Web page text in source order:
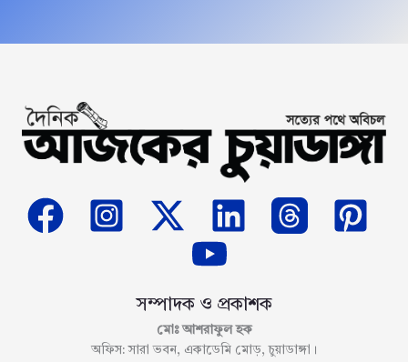
সম্পাদক ও প্রকাশক
মোঃ আশরাফুল হক
অফিস: সারা ভবন, একাডেমি মোড়, চুয়াডাঙ্গা।